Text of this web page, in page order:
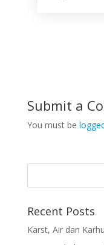
Submit a
You must be
Recent Posts
Karst, Air dan